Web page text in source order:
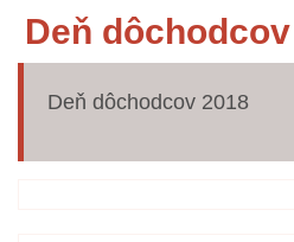
Deň
Deň dôchodcov 2018